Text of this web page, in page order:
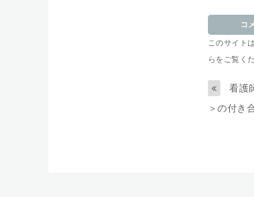
このサイト
らをご覧く
看護
＞の付き